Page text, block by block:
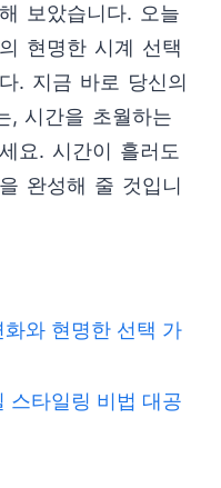
보았습니다. 오늘
현명한 시계 선택
. 지금 바로 당신의
, 시간을 초월하는
요. 시간이 흘러도
완성해 줄 것입니
와 현명한 선택 가
스타일링 비법 대공